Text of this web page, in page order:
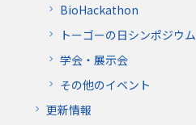
BioHackathon
トーゴーの日シンポジウム
学会・展示会
その他のイベント
更新情報